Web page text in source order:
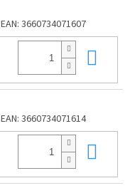
EAN: 3660734071607
EAN: 3660734071614